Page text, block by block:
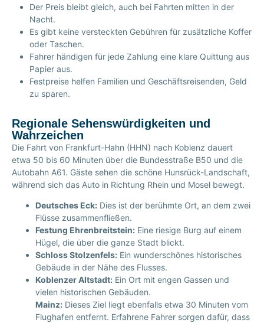
Der Preis bleibt gleich, auch bei Fahrten mitten in der
Nacht.
Es gibt keine versteckten Gebühren für zusätzliche Koffer
oder Taschen.
Fahrer händigen für jede Zahlung eine klare Quittung aus
Papier aus.
Festpreise helfen Familien und Geschäftsreisenden, Geld
zu sparen.
Regionale Sehenswürdigkeiten und
Wahrzeichen
Die Fahrt von Frankfurt-Hahn (HHN) nach Koblenz dauert
etwa 50 bis 60 Minuten über die Bundesstraße B50 und die
Autobahn A61. Gäste sehen die schöne Hunsrück-Landschaft,
während sich das Auto in Richtung Rhein und Mosel bewegt.
Deutsches Eck: Dies ist der berühmte Ort, an dem zwei
Flüsse zusammenfließen.
Festung Ehrenbreitstein: Eine riesige Burg auf einem
Hügel, die über die ganze Stadt blickt.
Schloss Stolzenfels: Ein wunderschönes historisches
Gebäude in der Nähe des Flusses.
Koblenzer Altstadt: Ein Ort mit engen Gassen und
vielen historischen Gebäuden.
Mainz: Dieses Ziel liegt ebenfalls etwa 30 Minuten vom
Flughafen entfernt. Erfahrene Fahrer sorgen dafür, dass